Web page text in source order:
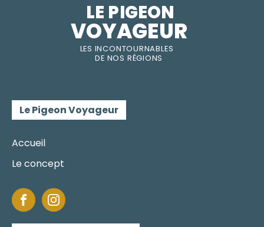
LES INCONTOURNABLES
DE NOS RÉGIONS
LE PIGEON
VOYAGEUR
Le Pigeon Voyageur
Accueil
Le concept